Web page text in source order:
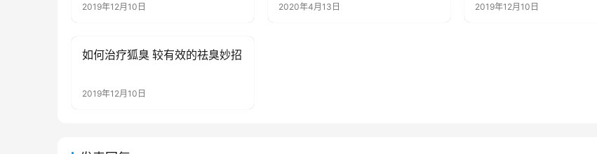
2019年12月10日 2020年4月13日 2019年12月10日
健康资讯
如何治疗狐臭 较有效的祛臭妙招
2019年12月10日